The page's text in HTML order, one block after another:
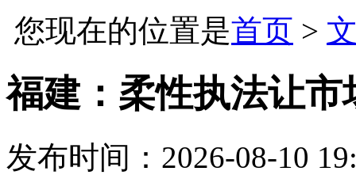
您现在的位置是首页 >
福建：柔性执法让
发布时间：2026-08-10